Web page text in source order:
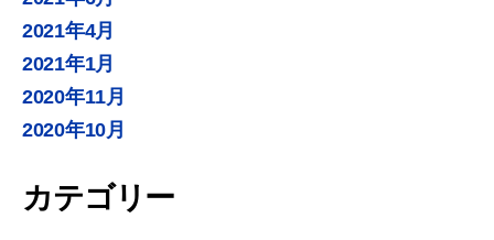
2021年4月
2021年1月
2020年11月
2020年10月
カテゴリー